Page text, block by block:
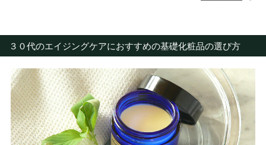
３０代のエイジングケアにおすすめの基礎化粧品の選び方